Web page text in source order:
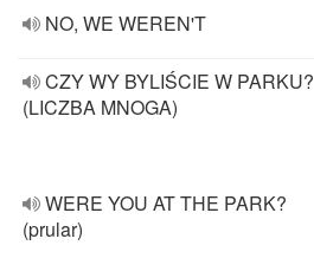
NO, WE WEREN'T
CZY WY BYLIŚCIE W PARKU?
(LICZBA MNOGA)
WERE YOU AT THE PARK?
(prular)